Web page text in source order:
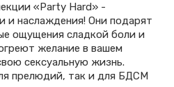
«Party Hard» -
и наслаждения! Они подарят
ощущения сладкой боли и
желание в вашем
сексуальную жизнь.
прелюдий, так и для БДСМ